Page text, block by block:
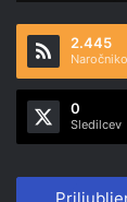
2.445
0
Sledilcev